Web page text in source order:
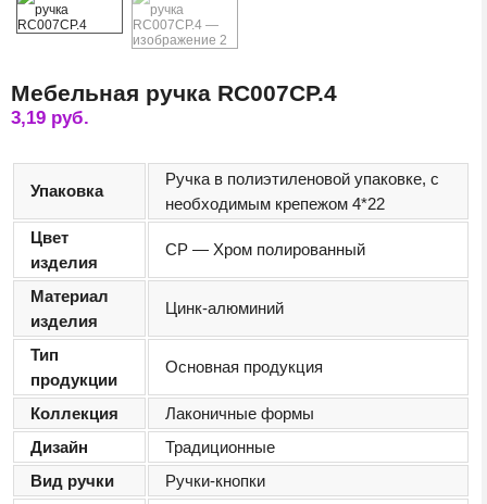
Мебельная ручка RC007CP.4
3,19 руб.
Упаковка
Ручка в полиэтиленовой упаковке, с
необходимым крепежом 4*22
Цвет
изделия
CP — Хром полированный
Материал
изделия
Цинк-алюминий
Тип
продукции
Основная продукция
Коллекция
Лаконичные формы
Дизайн
Традиционные
Вид ручки
Ручки-кнопки